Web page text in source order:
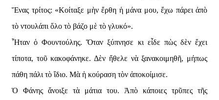
Ἕνας τρίτος: «Κοίταξε μὴν ἔρθη ἡ μάνα μου, ἔχω πάρει ἀπὸ
τὸ ντουλάπι ὅλο τὸ βάζο μὲ τὸ γλυκό».
Ἦταν ὁ Φουντούλης. Ὅταν ξύπνησε κι εἶδε πὼς δὲν ἔχει
τίποτα, τοῦ κακοφάνηκε. Δὲν ἤθελε νὰ ξανακοιμηθῆ, μήπως
πάθη πάλι τὸ ἴδιο. Μὰ ἡ κούραση τὸν ἀποκοίμισε.
Ὁ Φάνης ἄνοιξε τὰ μάτια του. Ἀπὸ κάποιες τρῦπες τῆς